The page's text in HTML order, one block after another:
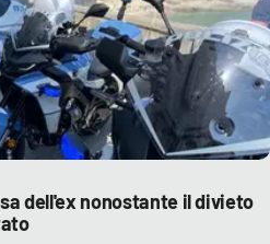
dell'ex nonostante il divieto